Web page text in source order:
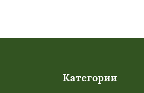
Категории